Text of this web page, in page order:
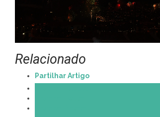
Relacionado
Partilhar Artigo